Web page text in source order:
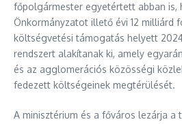
főpolgármester egyetértett abban is,
Önkormányzatot illető évi 12 milliárd
költségvetési támogatás helyett
rendszert alakítanak ki, amely
és az agglomerációs közösségi
fedezett költségeinek megtérülését.
A minisztérium és a főváros lezárja a